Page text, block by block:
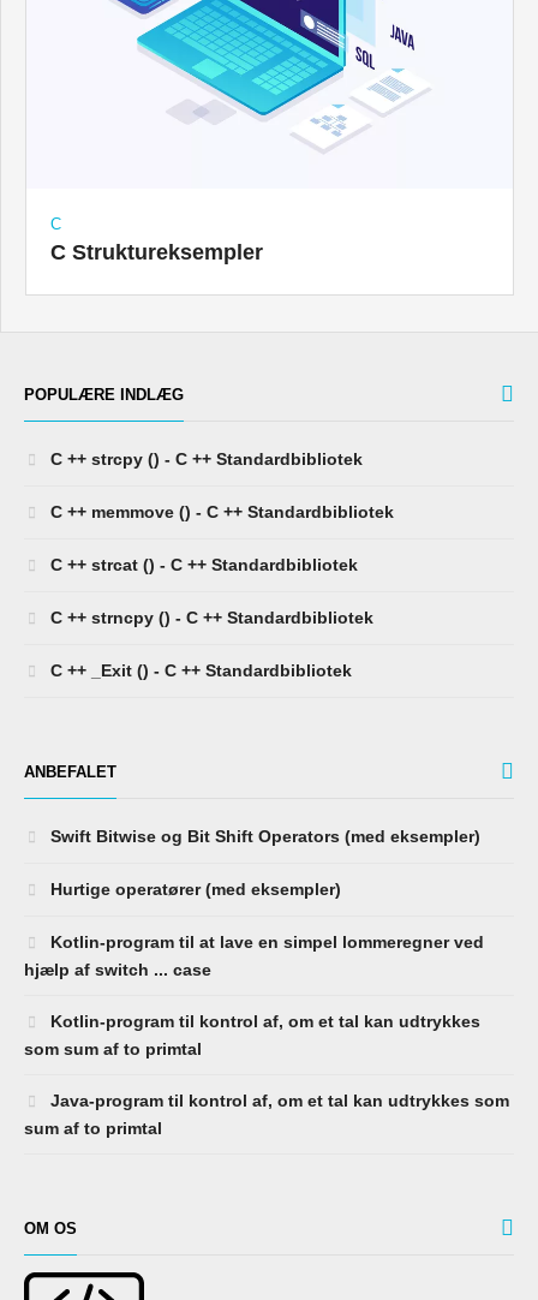
C
C Struktureksempler
POPULÆRE INDLÆG
C ++ strcpy () - C ++ Standardbibliotek
C ++ memmove () - C ++ Standardbibliotek
C ++ strcat () - C ++ Standardbibliotek
C ++ strncpy () - C ++ Standardbibliotek
C ++ _Exit () - C ++ Standardbibliotek
ANBEFALET
Swift Bitwise og Bit Shift Operators (med eksempler)
Hurtige operatører (med eksempler)
Kotlin-program til at lave en simpel lommeregner ved
hjælp af switch ... case
Kotlin-program til kontrol af, om et tal kan udtrykkes
som sum af to primtal
Java-program til kontrol af, om et tal kan udtrykkes som
sum af to primtal
OM OS